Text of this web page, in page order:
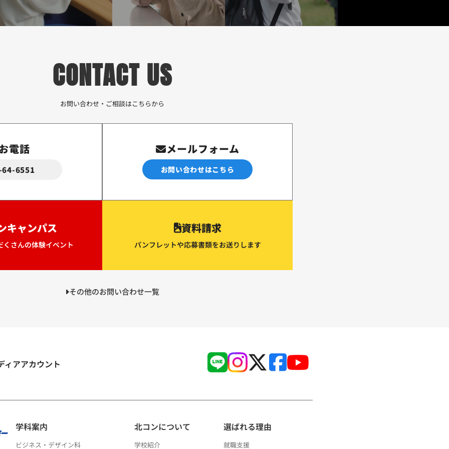
CONTACT US
お問い合わせ・ご相談はこちらから
電話
6551
メールフォーム
お問い合わせはこちら
キャンパス
さんの体験イベント
資料請求
パンフレットや応募書類をお送りします
その他のお問い合わせ一覧
ィアアカウント
学科案内
ビジネス・デザイン科
北コンについて
学校紹介
選ばれる理由
就職支援